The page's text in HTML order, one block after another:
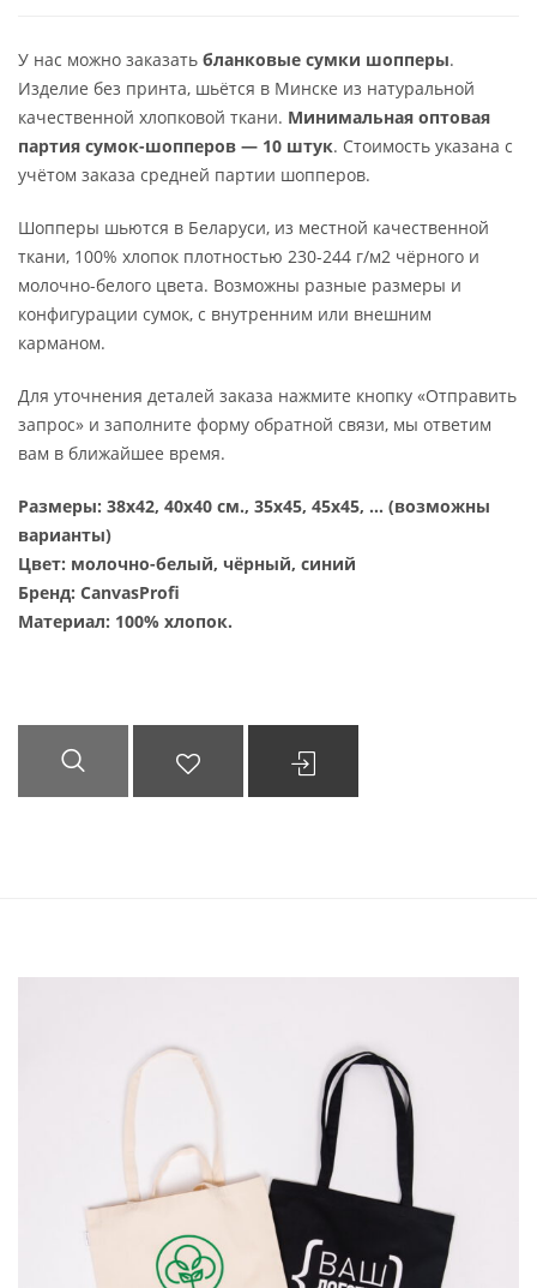
У нас можно заказать бланковые сумки шопперы.
Изделие без принта, шьётся в Минске из натуральной
качественной хлопковой ткани. Минимальная оптовая
партия сумок-шопперов — 10 штук. Стоимость указана с
учётом заказа средней партии шопперов.
Шопперы шьются в Беларуси, из местной качественной
ткани, 100% хлопок плотностью 230-244 г/м2 чёрного и
молочно-белого цвета. Возможны разные размеры и
конфигурации сумок, с внутренним или внешним
карманом.
Для уточнения деталей заказа нажмите кнопку «Отправить
запрос» и заполните форму обратной связи, мы ответим
вам в ближайшее время.
Размеры: 38х42, 40х40 см., 35х45, 45х45, … (возможны
варианты)
Цвет: молочно-белый, чёрный, синий
Бренд: CanvasProfi
Материал: 100% хлопок.